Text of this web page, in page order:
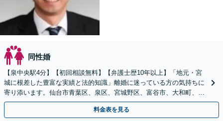
同性婚
【泉中央駅4分】【初回相談無料】【弁護士歴10年以上】「地元・宮
城に根差した豊富な実績と法的知識」離婚に迷っている方の気持ちに
寄り添います。仙台市青葉区、泉区、宮城野区、富谷市、大和町、大
郷町、大衡村、利府町や塩竈市など【近隣駐車場あり】
料金表を見る